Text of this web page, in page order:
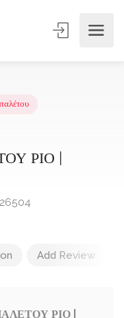
ΡΙΟ |
Add Review
ΡΙΟ |